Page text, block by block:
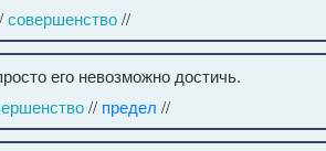
совершенство//
его невозможно достичь.
// предел //